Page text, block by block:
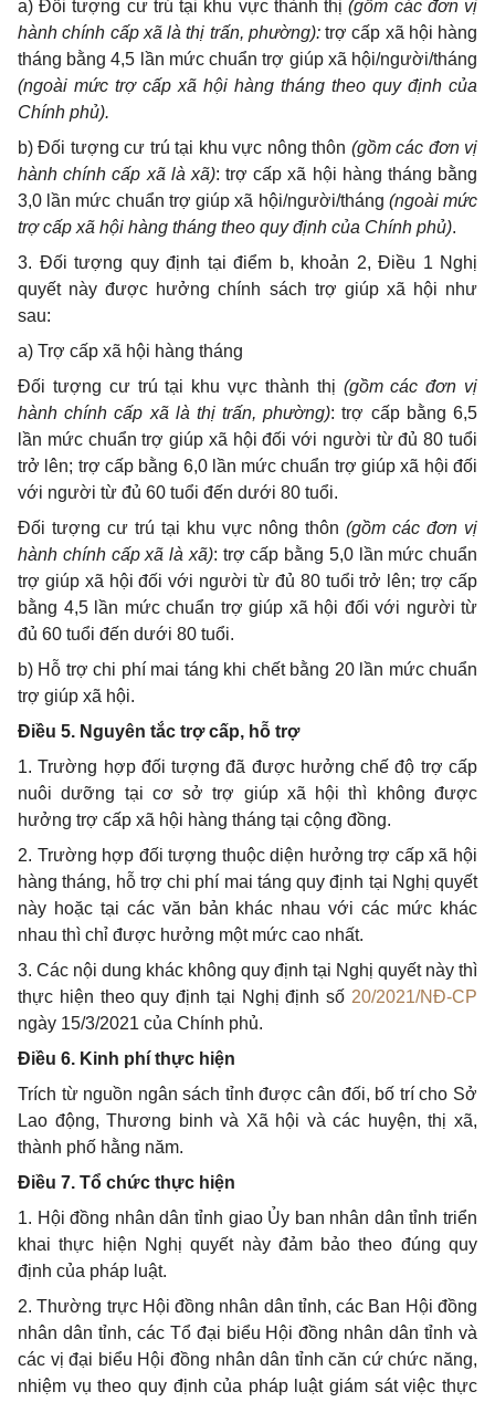
a) Đối tượng cư trú tại khu vực thành thị(gồm các đơn vị
hành chính cấp xã là thị trấn, phường):trợ cấp xã hội hàng
tháng bằng 4,5 lần mức chuẩn trợ giúp xã hội/người/tháng
(ngoài mức trợ cấp xã hội hàng tháng theo quy định của
Chính phủ).
b) Đối tượng cư trú tại khu vực nông thôn (gồm các đơn vị
hành chính cấp xã là xã): trợ cấp xã hội hàng tháng bằng
3,0 lần mức chuẩn trợ giúp xã hội/người/tháng (ngoài mức
trợ cấp xã hội hàng tháng theo quy định của Chính phủ).
3. Đối tượng quy định tại điểm b, khoản 2, Điều 1 Nghị
quyết này được hưởng chính sách trợ giúp xã hội như
sau:
a) Trợ cấp xã hội hàng tháng
Đối tượng cư trú tại khu vực thành thị (gồm các đơn vị
hành chính cấp xã là thị trấn, phường): trợ cấp bằng 6,5
lần mức chuẩn trợ giúp xã hộiđối với người từ đủ 80 tuổi
trở lên; trợ cấp bằng 6,0 lần mức chuẩn trợ giúp xã hội đối
với người từ đủ 60 tuổi đến dưới 80 tuổi.
Đối tượng cư trú tại khu vực nông thôn (gồm các đơn vị
hành chính cấp xã là xã): trợ cấp bằng 5,0 lần mức chuẩn
trợ giúp xã hộiđối với người từ đủ 80 tuổi trở lên; trợ cấp
bằng 4,5 lần mức chuẩn trợ giúp xã hội đối với người từ
đủ 60 tuổi đến dưới 80 tuổi.
b) Hỗ trợ chi phí mai táng khi chết bằng 20 lần mức chuẩn
trợ giúp xã hội.
Điều 5. Nguyên tắc trợ cấp, hỗ trợ
1.Trường hợp đối tượngđã được hưởng chế độ trợ cấp
nuôi dưỡng tại cơ sở trợ giúp xã hội thì không được
hưởng trợ cấp xã hội hàng tháng tại cộng đồng.
2. Trường hợp đối tượng thuộc diện hưởng trợ cấp xã hội
hàng tháng, hỗ trợ chi phí mai táng quy định tại Nghị quyết
này hoặc tại các văn bản khác nhau với các mức khác
nhau thì chỉ được hưởng một mức cao nhất.
3. Các nội dung khác không quy định tại Nghị quyết này thì
thực hiện theo quy định tại Nghị định số 20/2021/NĐ-CP
ngày 15/3/2021 của Chính phủ.
Điều 6. Kinh phí thực hiện
Trích từ nguồn ngân sách tỉnh được cân đối, bố trí cho Sở
Lao động, Thương binh và Xã hội và các huyện, thị xã,
thành phố hằng năm.
Điều 7. Tổ chức thực hiện
1. Hội đồng nhân dân tỉnh giao Ủy ban nhân dân tỉnh triển
khai thực hiện Nghị quyết này đảm bảo theo đúng quy
định của pháp luật.
2. Thường trực Hội đồng nhân dân tỉnh, các Ban Hội đồng
nhân dân tỉnh, các Tổ đại biểu Hội đồng nhân dân tỉnh và
các vị đại biểu Hội đồng nhân dân tỉnh căn cứ chức năng,
nhiệm vụ theo quy định của pháp luật giám sát việc thực